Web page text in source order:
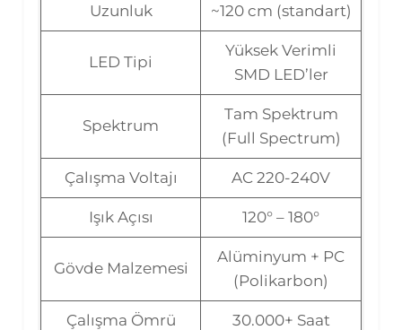
Uzunluk ~120 cm (standart)
LED Tipi
Yüksek Verimli
SMD LED’ler
Spektrum
Tam Spektrum
(Full Spectrum)
Çalışma Voltajı AC 220-240V
Işık Açısı 120° – 180°
Gövde Malzemesi
Alüminyum + PC
(Polikarbon)
Çalışma Ömrü 30.000+ Saat